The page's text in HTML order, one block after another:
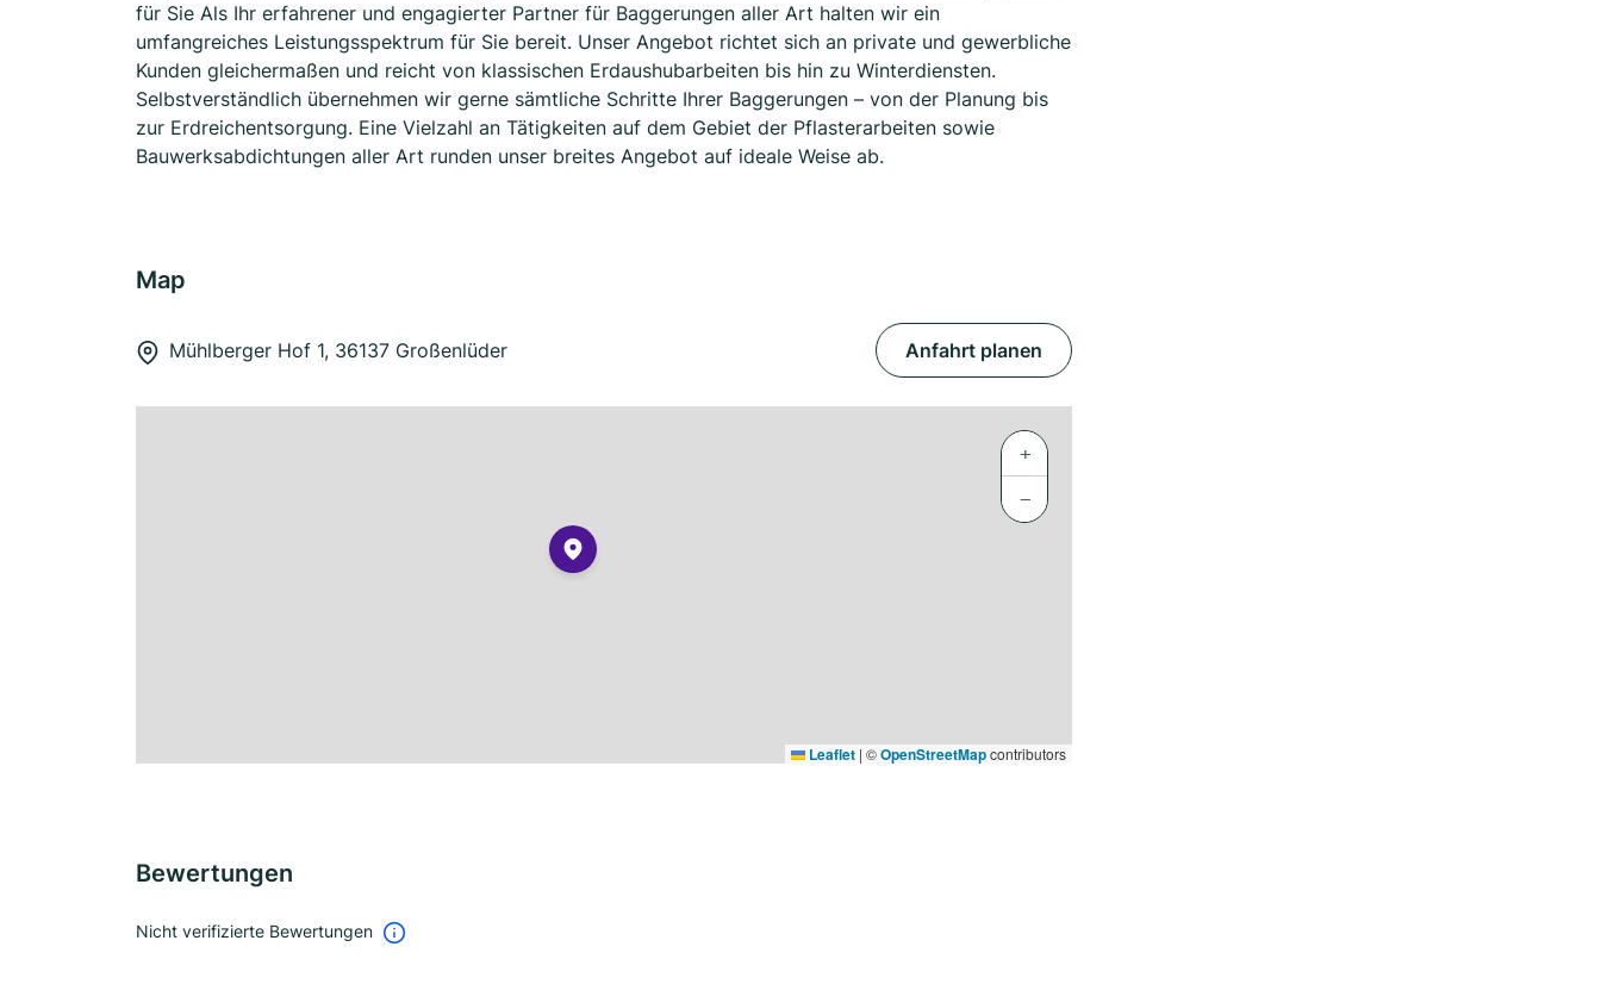
für Sie Als Ihr erfahrener und engagierter Partner für Baggerungen aller Art halten wir ein
umfangreiches Leistungsspektrum für Sie bereit. Unser Angebot richtet sich an private und gewerbliche
Kunden gleichermaßen und reicht von klassischen Erdaushubarbeiten bis hin zu Winterdiensten.
Selbstverständlich übernehmen wir gerne sämtliche Schritte Ihrer Baggerungen – von der Planung bis
zur Erdreichentsorgung. Eine Vielzahl an Tätigkeiten auf dem Gebiet der Pflasterarbeiten sowie
Bauwerksabdichtungen aller Art runden unser breites Angebot auf ideale Weise ab.
Map
Mühlberger Hof 1, 36137 Großenlüder Anfahrt planen
+
−
Leaflet | ©OpenStreetMapcontributors
Bewertungen
Nicht verifizierte Bewertungen